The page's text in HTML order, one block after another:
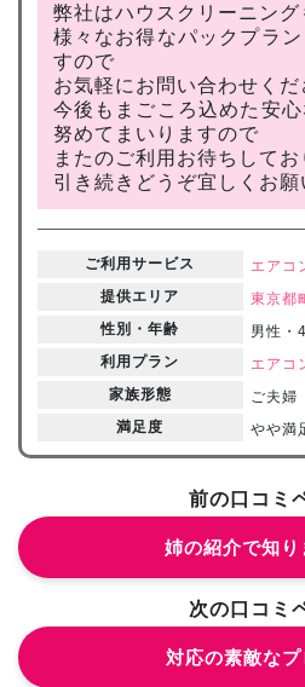
弊社はハウスクリーニング
様々なお得なパックプラ
すので
お気軽にお問い合わせくだ
今後もまごころ込めた安
努めてまいりますので
またのご利用お待ちしてお
引き続きどうぞ宜しくお願
ご利用サービス
エアコ
提供エリア
東京都
性別・年齢
男性・
利用プラン
エアコ
家族形態
ご夫婦
満足度
やや満
前の口コミ
姉の紹介で知り
次の口コミ
対応の素敵な